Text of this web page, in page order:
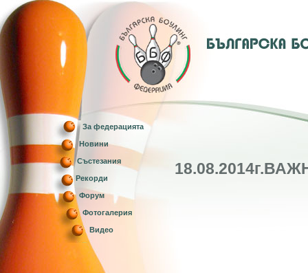
За федерацията
Новини
Състезания
Рекорди
Форум
Фотогалерия
Видео